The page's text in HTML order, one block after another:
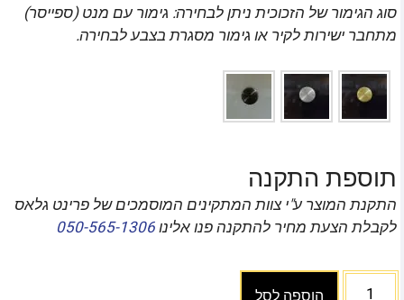
סוג הגימור של הזכוכית ניתן לבחירה: גימור עם מנט (ספייסר)
מתחבר ישירות לקיר או גימור מסגרת בצבע לבחירה.
תוספת התקנה
התקנת המוצר ע"י צוות המתקינים המוסמכים של פרינט גלאס
לקבלת הצעת מחיר להתקנה פנו אלינו050-565-1306